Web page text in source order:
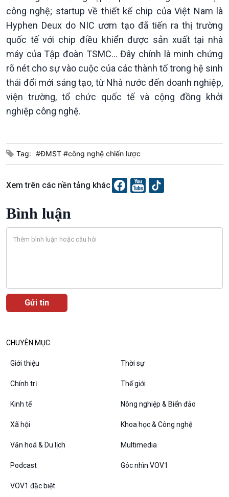
Đối thoại
Diễn đàn chủ nhật
Chuyện đêm
Chân dung cuộc sống
Các chương trình đặc biệt
công nghệ; startup về thiết kế chip của Việt Nam là
Hyphen Deux do NIC ươm tạo đã tiến ra thị trường
quốc tế với chip điều khiển được sản xuất tại nhà
máy của Tập đoàn TSMC… Đây chính là minh chứng
rõ nét cho sự vào cuộc của các thành tố trong hệ sinh
thái đổi mới sáng tạo, từ Nhà nước đến doanh nghiệp,
viện trường, tổ chức quốc tế và cộng đồng khởi
nghiệp công nghệ.
Tag: #ĐMST #công nghệ chiến lược
Xem trên các nền tảng khác
Bình luận
CHUYÊN MỤC
Giới thiệu Thời sự
Chính trị Thế giới
Kinh tế Nông nghiệp & Biển đảo
Xã hội Khoa học & Công nghệ
Văn hoá & Du lịch Multimedia
Podcast Góc nhìn VOV1
VOV1 đặc biệt